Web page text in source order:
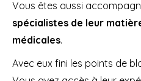
Vous êtes aussi
spécialistes de leur
médicales.
Avec eux fini les points de